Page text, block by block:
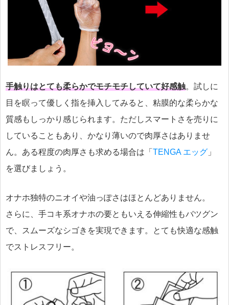
手触りはとても柔らかでモチモチしていて好感触。試しに
目を瞑って優しく指を挿入してみると、粘膜的な柔らかな
質感もしっかり感じられます。ただしスマートさを売りに
していることもあり、かなり薄いので肉厚さはありませ
ん。ある程度の肉厚さも求める場合は「 TENGA エッグ 」
を選びましょう。
オナホ独特のニオイや油っぽさはほとんどありません。
さらに、手コキ系オナホの要ともいえる伸縮性もバツグン
で、スムーズなシゴきを実現できます。とても快適な感触
でストレスフリー。